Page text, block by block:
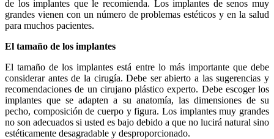
de los implantes que le recomienda. Los implantes de senos muy
grandes vienen con un número de problemas estéticos y en la salud
para muchos pacientes.
El tamaño de los implantes
El tamaño de los implantes está entre lo más importante que debe
considerar antes de la cirugía. Debe ser abierto a las sugerencias y
recomendaciones de un cirujano plástico experto. Debe escoger los
implantes que se adapten a su anatomía, las dimensiones de su
pecho, composición de cuerpo y figura. Los implantes muy grandes
no son adecuados si usted es bajo debido a que no lucirá natural sino
estéticamente desagradable y desproporcionado.